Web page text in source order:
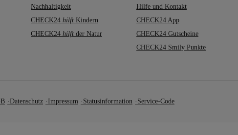
Nachhaltigkeit
CHECK24 hilft Kindern
CHECK24 hilft der Natur
Hilfe und Kontakt
CHECK24 App
CHECK24 Gutscheine
CHECK24 Smily Punkte
Datenschutz Impressum Statusinformation Service-Code